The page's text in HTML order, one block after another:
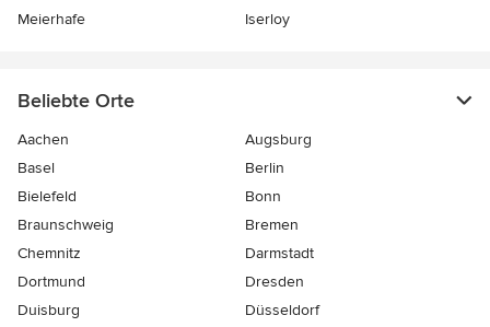
Meierhafe
Iserloy
Beliebte Orte
Aachen
Augsburg
Basel
Berlin
Bielefeld
Bonn
Braunschweig
Bremen
Chemnitz
Darmstadt
Dortmund
Dresden
Duisburg
Düsseldorf